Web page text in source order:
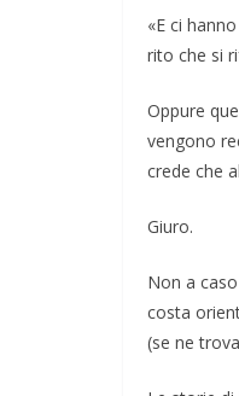
«E ci
rito che si
Oppure
vengono
crede che
Giuro.
Non a
costa
(se ne